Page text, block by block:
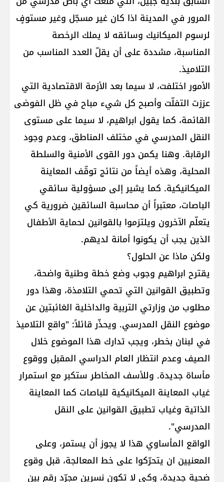
المرور في المدينة اذا كان غير مسجّل وغير مستوفٍ
لرسوم الميكانيك وسائقه لا يملك الرخصة
المناسبة، مشددة على أن يقلّ العدد المناسب من
التلاميذ.
الأمور اختلفت، لا سيما بعد الأزمة الاقتصادية التي
عززت التفلّت وأصبح كل شيء مباح في ظل الفوضى
القائمة، كما يقول ابراهيم، لا سيما على مستوى
النقل المدرسي في مختلف المناطق، وعدم وجود
الرقابة. وهنا يكمن دور القوى الأمنية والسلطة
المحلية، وهذه أيضاً من نتائج توقّف المعاينة
الميكانيكية. كما يشير إلى مسؤولية سائقي
الباصات، معتبراً أن محاسبة السائقين ضرورية كي
يتعلّم الآخرون ويلتزموا بالقوانين لحماية الأطفال
الذين يجب أن يكونوا أمانة لديهم.
ولكن ماذا عن الحلول؟
يقترح ابراهيم وجوب وضع خطة وطنية واضحة،
وتطبيق القوانين التي تحمي التلامذة، وهذا دور
مطلوب من وزارتي التربية والداخلية الغائبتين عن
موضوع النقل المدرسي. ويحذّر قائلاً: "واقع التلاميذ
في لبنان بخطر، ويجب تدارك هذا الموضوع خلال
الصيف وعدم انتظار العام الدراسي المقبل ووقوع
مأساة جديدة. وللأسف المخاطر ستكبر مع استمرار
غياب المعاينة الميكانيكية للباصات كما المعاينة
الذاتية وغياب تطبيق القوانين على النقل
المدرسي".
الواقع المأساوي هذا لا يجوز أن يستمر، وعلى
المعنيين ان يتحرّكوا على خط المعالجة، قبل وقوع
ضحية جديدة، وكي لا تكون نسرين مجرّد رقم بين